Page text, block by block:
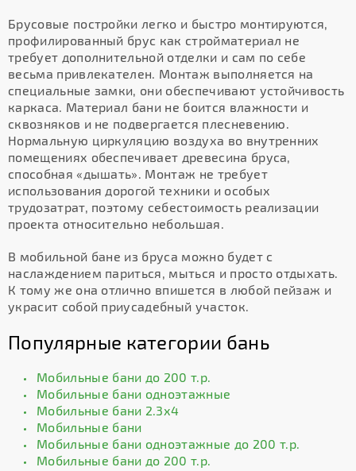
Брусовые постройки легко и быстро монтируются,
профилированный брус как стройматериал не
требует дополнительной отделки и сам по себе
весьма привлекателен. Монтаж выполняется на
специальные замки, они обеспечивают устойчивость
каркаса. Материал бани не боится влажности и
сквозняков и не подвергается плесневению.
Нормальную циркуляцию воздуха во внутренних
помещениях обеспечивает древесина бруса,
способная «дышать». Монтаж не требует
использования дорогой техники и особых
трудозатрат, поэтому себестоимость реализации
проекта относительно небольшая.
В мобильной бане из бруса можно будет с
наслаждением париться, мыться и просто отдыхать.
К тому же она отлично впишется в любой пейзаж и
украсит собой приусадебный участок.
Популярные категории бань
Мобильные бани до 200 т.р.
Мобильные бани одноэтажные
Мобильные бани 2.3х4
Мобильные бани
Мобильные бани одноэтажные до 200 т.р.
Мобильные бани до 200 т.р.